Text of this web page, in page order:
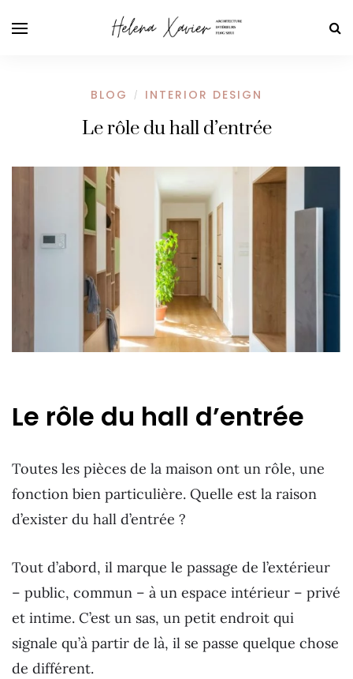
BLOG / INTERIOR DESIGN
Le rôle du hall d’entrée
Le rôle du hall d’entrée
Toutes les pièces de la maison ont un rôle, une
fonction bien particulière. Quelle est la raison
d’exister du hall d’entrée ?
Tout d’abord, il marque le passage de l’extérieur
– public, commun – à un espace intérieur – privé
et intime. C’est un sas, un petit endroit qui
signale qu’à partir de là, il se passe quelque chose
de différent.